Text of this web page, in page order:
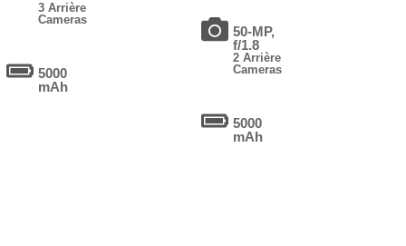
3 Arrière
Cameras
5000
mAh
50-MP,
f/1.8
2 Arrière
Cameras
5000
mAh